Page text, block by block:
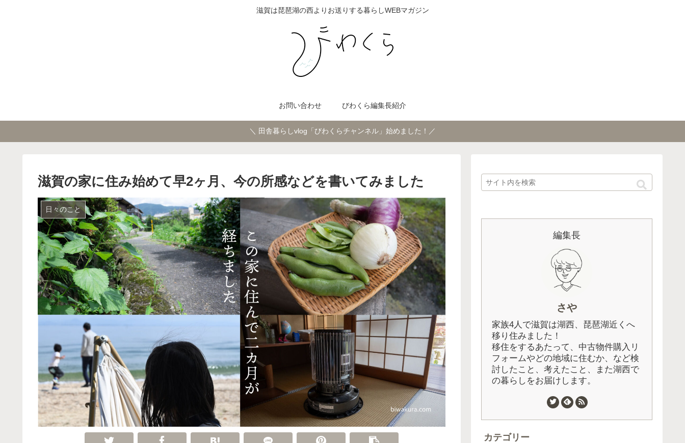
滋賀は琵琶湖の西よりお送りする暮らしWEBマガジン
お問い合わせ びわくら編集長紹介
＼ 田舎暮らしvlog「びわくらチャンネル」始めました！／
滋賀の家に住み始めて早2ヶ月、今の所感などを書いてみました
日々のこと
編集長
さや
家族4人で滋賀は湖西、琵琶湖近くへ
移り住みました！
移住をするあたって、中古物件購入リ
フォームやどの地域に住むか、など検
討したこと、考えたこと、また湖西で
の暮らしをお届けします。
カテゴリー